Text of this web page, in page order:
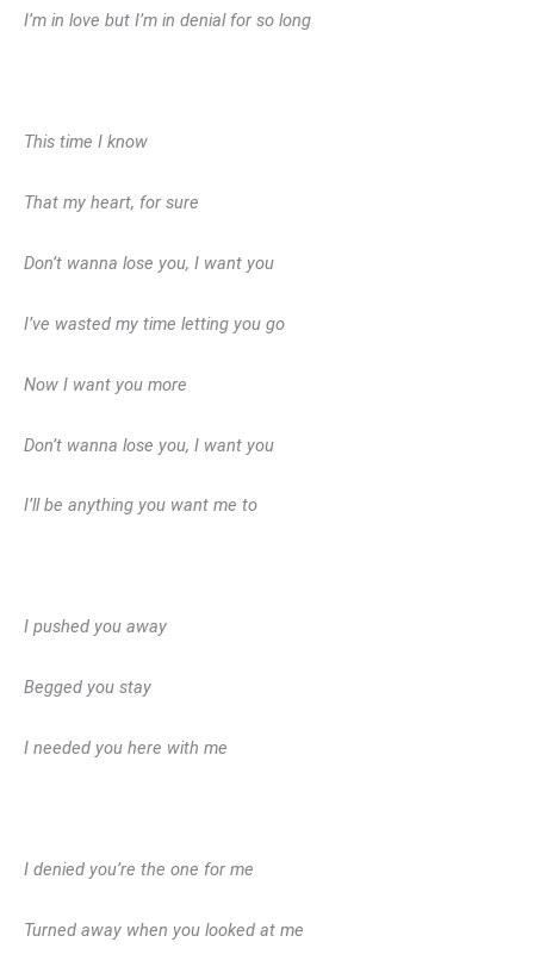
I’m in love but I’m in denial for so long
This time I know
That my heart, for sure
Don’t wanna lose you, I want you
I’ve wasted my time letting you go
Now I want you more
Don’t wanna lose you, I want you
I’ll be anything you want me to
I pushed you away
Begged you stay
I needed you here with me
I denied you’re the one for me
Turned away when you looked at me